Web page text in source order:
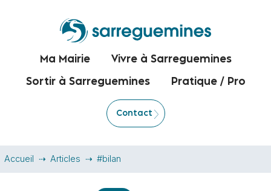
Ma Mairie Vivre à Sarreguemines
Sortir à Sarreguemines Pratique / Pro
Contact
Accueil Articles #bilan